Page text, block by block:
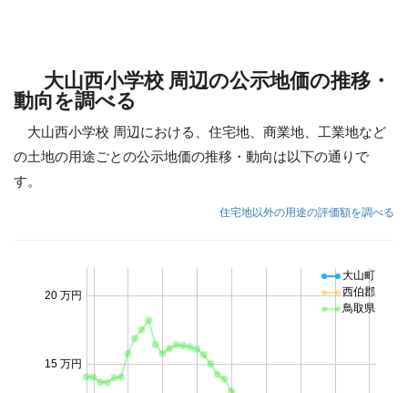
大山西小学校 周辺の公示地価の推移・
動向を調べる
大山西小学校 周辺における、住宅地、商業地、工業地など
の土地の用途ごとの公示地価の推移・動向は以下の通りで
す。
住宅地以外の用途の評価額を調べる
15 万円
20 万円
大山町
西伯郡
鳥取県